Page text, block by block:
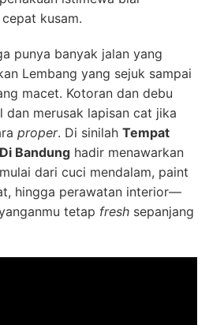
kusam.
punya banyak jalan yang
Lembang yang sejuk sampai
macet. Kotoran dan debu
dan merusak lapisan cat jika
proper. Di sinilah Tempat
Bandung hadir menawarkan
dari cuci mendalam, paint
hingga perawatan interior—
tetap fresh sepanjang